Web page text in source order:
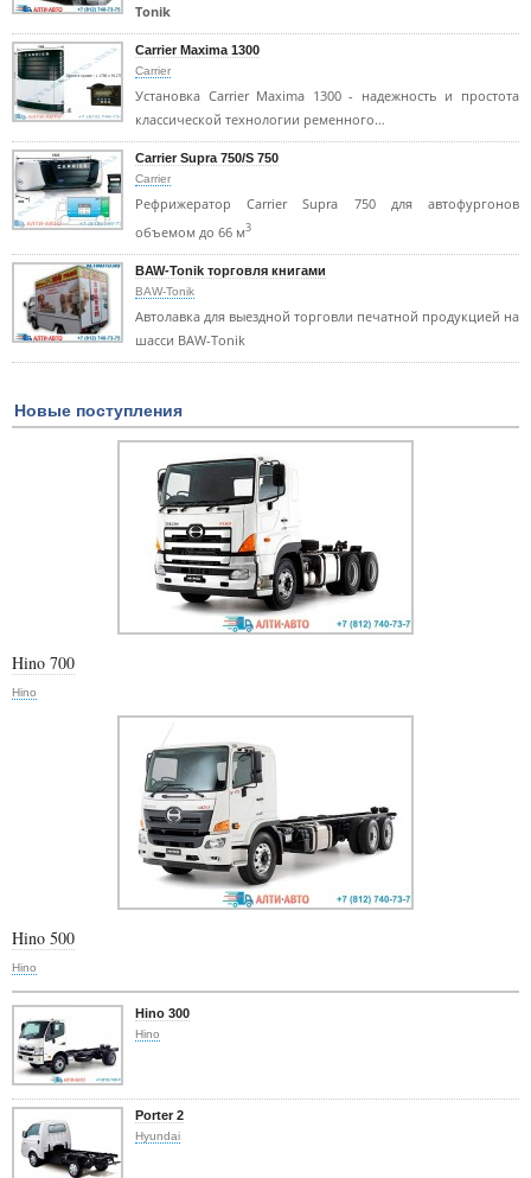
Tonik
Carrier Maxima 1300
Carrier
Установка Carrier Maxima 1300 - надежность и простота
классической технологии ременного…
Carrier Supra 750/S 750
Carrier
Рефрижератор Carrier Supra 750 для автофургонов
объемом до 66 м3
BAW-Tonik торговля книгами
BAW-Tonik
Автолавка для выездной торговли печатной продукцией на
шасси BAW-Tonik
Новые поступления
Hino 700
Hino
Hino 500
Hino
Hino 300
Hino
Porter 2
Hyundai